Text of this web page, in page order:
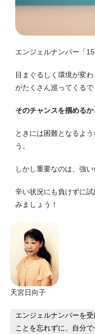
エンジェルナンバー「
目まぐるしく環境が変
がたくさん巡ってくるで
そのチャンスを掴める
ときには困難となるよ
う。
しかし重要なのは、強
辛い状況にも負けずに
みましょう！
天宮日向子
エンジェルナンバーを
ことを忘れずに、自分